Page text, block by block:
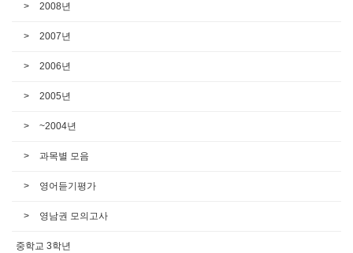
2008년
2007년
2006년
2005년
~2004년
과목별 모음
영어듣기평가
영남권 모의고사
중학교 3학년